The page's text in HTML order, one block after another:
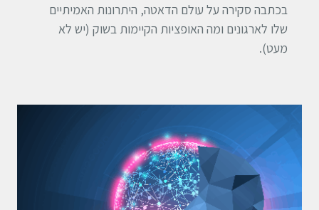
בכתבה סקירה על עולם הדאטה, היתרונות האמיתיים
שלו לארגונים ומה האופציות הקיימות בשוק (יש לא
מעט).